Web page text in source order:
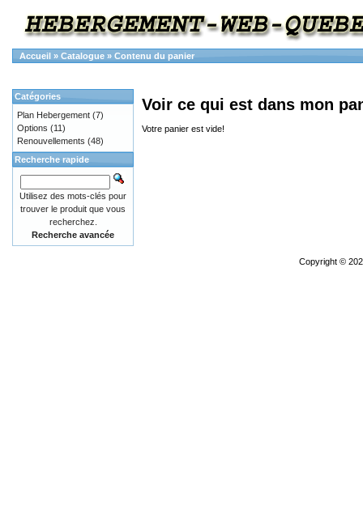
Accueil » Catalogue » Contenu du panier
Voir ce qui est dans mon
Votre panier est vide!
Catégories
Plan Hebergement (7)
Options (11)
Renouvellements (48)
Recherche rapide
Utilisez des mots-clés pour
trouver le produit que vous
recherchez.
Recherche avancée
Copyright ©